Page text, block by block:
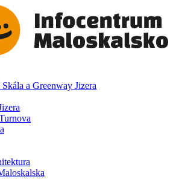
a Greenway Jizera